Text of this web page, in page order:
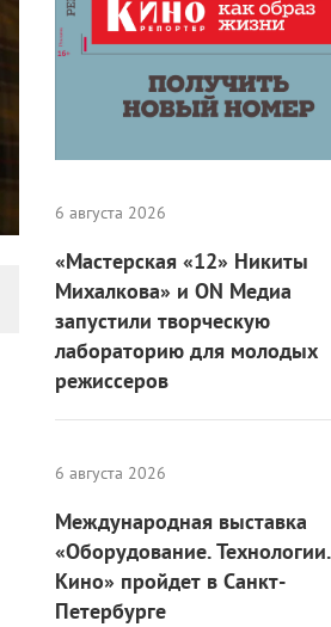
6 августа 2026
«Мастерская «12» Никиты
Михалкова» и ON Медиа
запустили творческую
лабораторию для молодых
режиссеров
6 августа 2026
Международная выставка
«Оборудование. Технологии.
Кино» пройдет в Санкт-
Петербурге